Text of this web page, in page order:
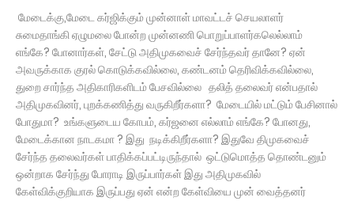
மேடைக்கு,மேடை கர்ஜிக்கும் முன்னாள் மாவட்டச் செயலாளர்
சுமைதாங்கி ஏழுமலை போன்ற முன்னணி பொறுப்பாளர்கலெல்லாம்
எங்கே? போனார்கள், சேட்டு அதிமுகவைச் சேர்ந்தவர் தானே? ஏன்
அவருக்காக குரல் கொடுக்கவில்லை, கண்டனம் தெரிவிக்கவில்லை,
துறை சார்ந்த அதிகாரிகளிடம் பேசவில்லை தலித் தலைவர் என்பதால்
அதிமுகவினர், புறக்கணித்து வருகிறீர்களா? மேடையில் மட்டும் பேசினால்
போதுமா? உங்களுடைய கோபம், கர்ஜனை எல்லாம் எங்கே? போனது,
மேடைக்கான நாடகமா ? இது நடிக்கிறீர்களா? இதுவே திமுகவைச்
சேர்ந்த தலைவர்கள் பாதிக்கப்பட்டிருந்தால் ஒட்டுமொத்த தொண்டனும்
ஒன்றாக சேர்ந்து போராடி இருப்பார்கள் இது அதிமுகவில்
கேள்விக்குறியாக இருப்பது ஏன் என்ற கேள்வியை முன் வைத்தனர்